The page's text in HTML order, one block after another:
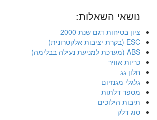
נושאי השאלות:
ציון בטיחות דגם שנת 2000
ESC (בקרת יציבות אלקטרונית)
ABS (מערכת למניעת נעילה בבלימה)
כריות אוויר
חלון גג
גלגלי מגנזיום
מספר דלתות
תיבות הילוכים
סוג דלק